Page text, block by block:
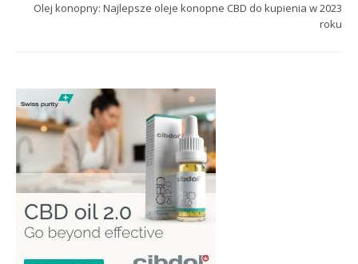
Olej konopny: Najlepsze oleje konopne CBD do kupienia w 2023
roku